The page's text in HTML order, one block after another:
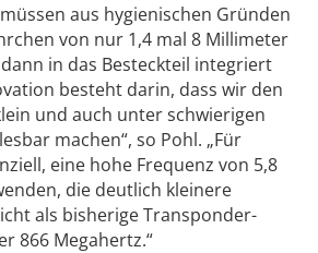
aus hygienischen Gründen
von nur 1,4 mal 8 Millimeter
in das Besteckteil integriert
besteht darin, dass wir den
und auch unter schwierigen
machen“, so Pohl. „Für
eine hohe Frequenz von 5,8
die deutlich kleinere
als bisherige Transponder-
866 Megahertz.“